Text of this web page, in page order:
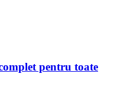
pentru toate